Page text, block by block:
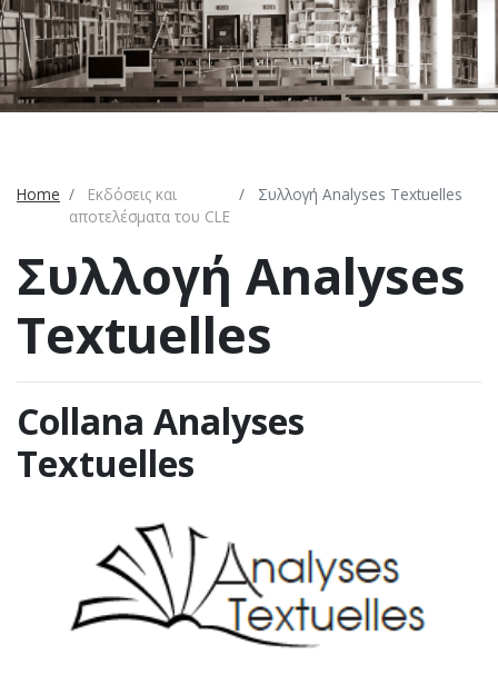
Home
Εκδόσεις και
αποτελέσματα του CLE
Συλλογή Analyses Textuelles
Συλλογή Analyses
Textuelles
Collana Analyses
Textuelles